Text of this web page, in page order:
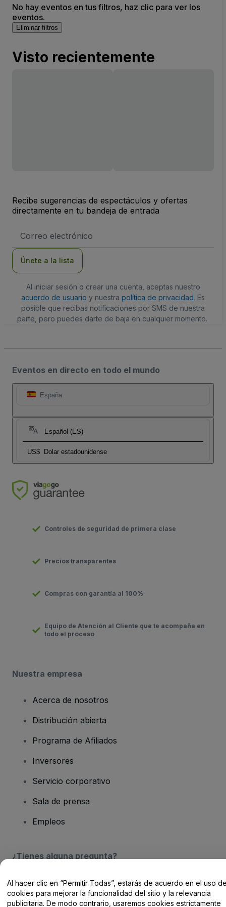
No hay eventos en tus filtros, haz clic para ver los
eventos.
Eliminar filtros
Visto recientemente
Recibe sugerencias de espectáculos y ofertas
directamente en tu bandeja de entrada
de
Únete a la lista
Al iniciar sesión o crear una cuenta, aceptas nuestro
acuerdo de usuario y nuestra política de privacidad. Es
posible que recibas notificaciones por SMS de nuestra
parte, pero puedes darte de baja en cualquier momento.
Eventos en directo en todo el mundo
España
Español (ES)
US$ Dolar estadounidense
Controles de seguridad de primera clase
Precios transparentes
Compras con garantía al 100%
Equipo de Atención al Cliente que te acompaña en
todo el proceso
Nuestra empresa
Acerca de nosotros
Distribución abierta
Programa de Afiliados
Inversores
Servicio corporativo
Sala de prensa
Empleos
¿Tienes alguna pregunta?
Centro de Ayuda / Contacto
Al hacer clic en “Permitir Todas”, estarás de acuerdo en el uso
cookies para mejorar la funcionalidad del sitio y la relevancia
publicitaria. De modo contrario, usaremos cookies estrictamente